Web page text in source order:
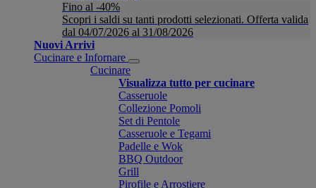
Fino al -40%
Scopri i saldi su tanti prodotti selezionati. Offerta valida
dal 04/07/2026 al 31/08/2026
Nuovi Arrivi
Cucinare e Infornare
Cucinare
Visualizza tutto per cucinare
Casseruole
Collezione Pomoli
Set di Pentole
Casseruole e Tegami
Padelle e Wok
BBQ Outdoor
Grill
Pirofile e Arrostiere